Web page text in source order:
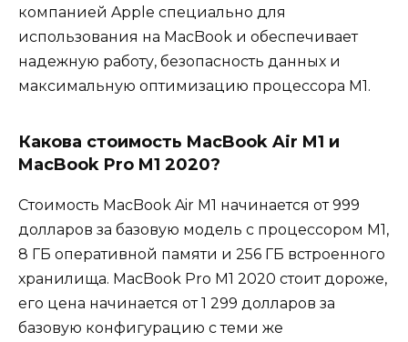
компанией Apple специально для
использования на MacBook и обеспечивает
надежную работу, безопасность данных и
максимальную оптимизацию процессора M1.
Какова стоимость MacBook Air M1 и
MacBook Pro M1 2020?
Стоимость MacBook Air M1 начинается от 999
долларов за базовую модель с процессором M1,
8 ГБ оперативной памяти и 256 ГБ встроенного
хранилища. MacBook Pro M1 2020 стоит дороже,
его цена начинается от 1 299 долларов за
базовую конфигурацию с теми же